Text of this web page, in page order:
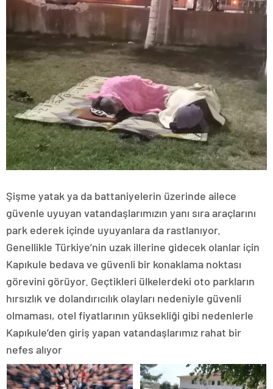
Şişme yatak ya da battaniyelerin üzerinde ailece
güvenle uyuyan vatandaşlarımızın yanı sıra araçlarını
park ederek içinde uyuyanlara da rastlanıyor.
Genellikle Türkiye’nin uzak illerine gidecek olanlar için
Kapıkule bedava ve güvenli bir konaklama noktası
görevini görüyor. Geçtikleri ülkelerdeki oto parkların
hırsızlık ve dolandırıcılık olayları nedeniyle güvenli
olmaması, otel fiyatlarının yüksekliği gibi nedenlerle
Kapıkule’den giriş yapan vatandaşlarımız rahat bir
nefes alıyor